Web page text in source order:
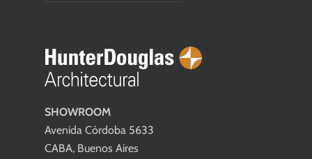
SHOWROOM
Avenida Córdoba 5633
CABA, Buenos Aires